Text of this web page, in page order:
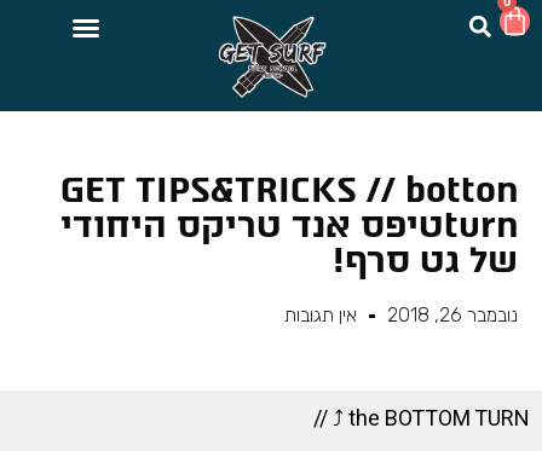
GET TIPS&TRICKS // botton
turnטיפס אנד טריקס היחודי
של גט סרף!
נובמבר 26, 2018 אין תגובות
the BOTTOM TURN ⤴️ //